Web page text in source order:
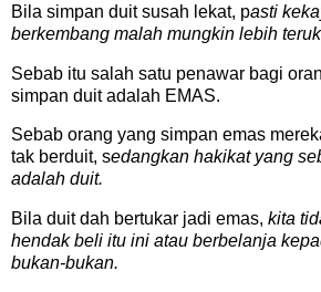
Bila simpan duit susah lekat, pasti
berkembang malah mungkin lebih
Sebab itu salah satu penawar bagi
simpan duit adalah EMAS.
Sebab orang yang simpan emas
tak berduit, sedangkan hakikat yang
adalah duit.
Bila duit dah bertukar jadi emas, kita
hendak beli itu ini atau berbelanja
bukan-bukan.